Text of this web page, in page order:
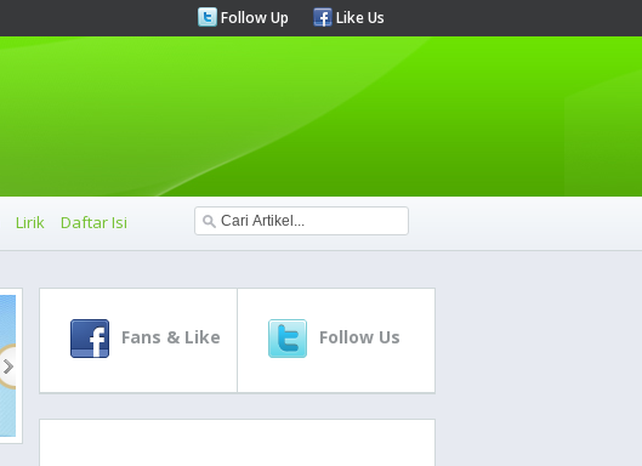
Follow Up Like Us
Lirik Daftar Isi
Fans & Like Follow Us